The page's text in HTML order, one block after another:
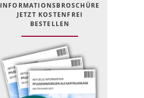
INFOR­MATIONS­BROSCHÜRE
JETZT KOSTEN­FREI
BESTELLEN